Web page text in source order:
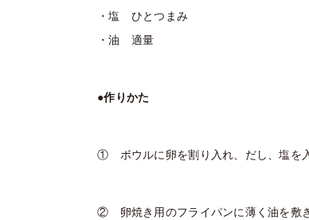
・塩 ひとつまみ
・油 適量
●作りかた
① ボウルに卵を割り入れ、だし、塩を
② 卵焼き用のフライパンに薄く油を敷